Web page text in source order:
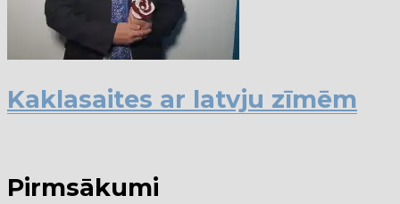
Kaklasaites ar latvju zīmēm
Pirmsākumi